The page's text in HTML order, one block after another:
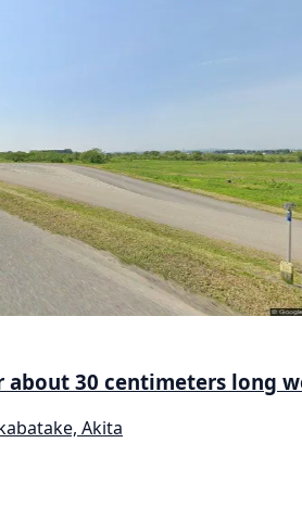
about 30 centimeters long
Akita